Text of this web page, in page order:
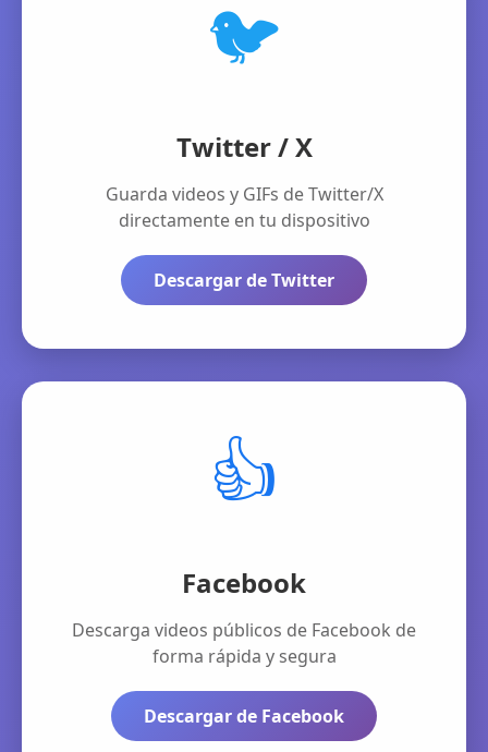
🐦
Twitter / X
Guarda videos y GIFs de Twitter/X
directamente en tu dispositivo
Descargar de Twitter
👍
Facebook
Descarga videos públicos de Facebook de
forma rápida y segura
Descargar de Facebook